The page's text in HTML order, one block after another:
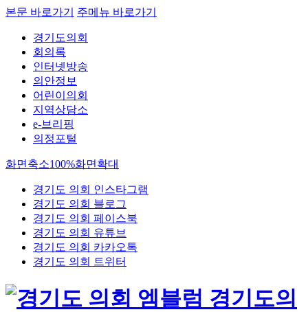
본문 바로가기 주메뉴 바로가기
경기도의회
회의록
인터넷방송
의안정보
어린이의회
지역상담소
e-브리핑
의정포털
화면축소100%화면확대
경기도 의회 인스타그램
경기도 의회 블로그
경기도 의회 페이스북
경기도 의회 유튜브
경기도 의회 카카오톡
경기도 의회 트위터
경기도의